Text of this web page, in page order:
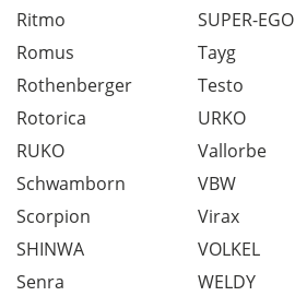
Ritmo
Romus
Rothenberger
Rotorica
RUKO
Schwamborn
Scorpion
SHINWA
Senra
SUPER-EGO
Tayg
Testo
URKO
Vallorbe
VBW
Virax
VOLKEL
WELDY